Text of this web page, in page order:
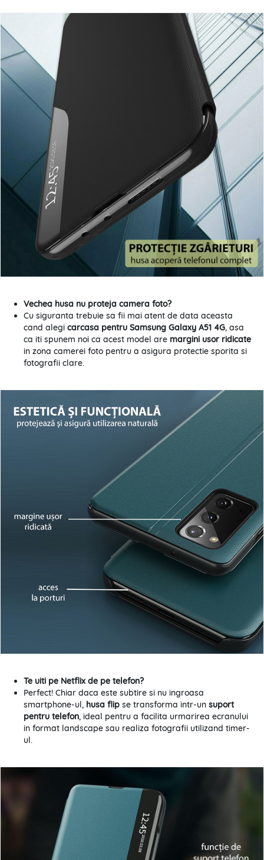
Vechea husa nu proteja camera foto?
Cu siguranta trebuie sa fii mai atent de data aceasta
cand alegi carcasa pentru Samsung Galaxy A51 4G, asa
ca iti spunem noi ca acest model are margini usor ridicate
in zona camerei foto pentru a asigura protectie sporita si
fotografii clare.
Te uiti pe Netflix de pe telefon?
Perfect! Chiar daca este subtire si nu ingroasa
smartphone-ul, husa flip se transforma intr-un suport
pentru telefon, ideal pentru a facilita urmarirea ecranului
in format landscape sau realiza fotografii utilizand timer-
ul.